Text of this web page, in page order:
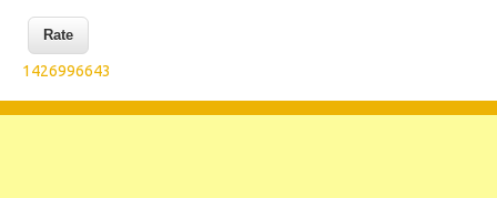
1426996643